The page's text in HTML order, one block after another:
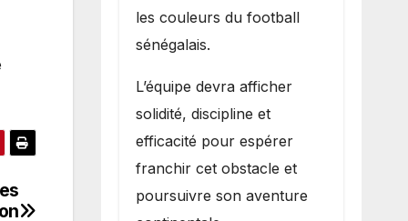
les couleurs du football
sénégalais.
L’équipe devra afficher
solidité, discipline et
efficacité pour espérer
franchir cet obstacle et
poursuivre son aventure